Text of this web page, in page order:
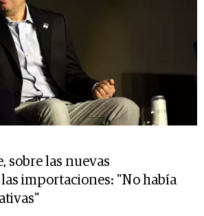
sobre las nuevas
importaciones: "No había